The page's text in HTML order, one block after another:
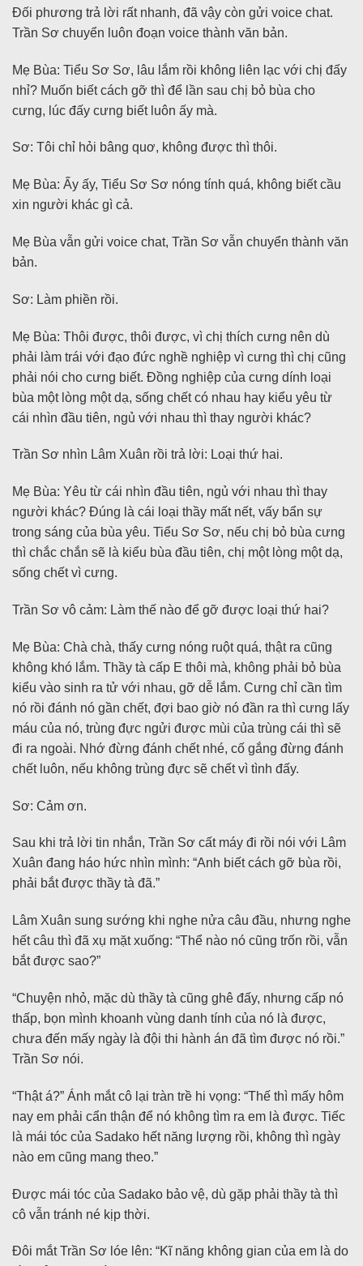
Đối phương trả lời rất nhanh, đã vậy còn gửi voice chat.
Trần Sơ chuyển luôn đoạn voice thành văn bản.
Mẹ Bùa: Tiểu Sơ Sơ, lâu lắm rồi không liên lạc với chị đấy
nhỉ? Muốn biết cách gỡ thì để lần sau chị bỏ bùa cho
cưng, lúc đấy cưng biết luôn ấy mà.
Sơ: Tôi chỉ hỏi bâng quơ, không được thì thôi.
Mẹ Bùa: Ấy ấy, Tiểu Sơ Sơ nóng tính quá, không biết cầu
xin người khác gì cả.
Mẹ Bùa vẫn gửi voice chat, Trần Sơ vẫn chuyển thành văn
bản.
Sơ: Làm phiền rồi.
Mẹ Bùa: Thôi được, thôi được, vì chị thích cưng nên dù
phải làm trái với đạo đức nghề nghiệp vì cưng thì chị cũng
phải nói cho cưng biết. Đồng nghiệp của cưng dính loại
bùa một lòng một dạ, sống chết có nhau hay kiểu yêu từ
cái nhìn đầu tiên, ngủ với nhau thì thay người khác?
Trần Sơ nhìn Lâm Xuân rồi trả lời: Loại thứ hai.
Mẹ Bùa: Yêu từ cái nhìn đầu tiên, ngủ với nhau thì thay
người khác? Đúng là cái loại thầy mất nết, vấy bẩn sự
trong sáng của bùa yêu. Tiểu Sơ Sơ, nếu chị bỏ bùa cưng
thì chắc chắn sẽ là kiểu bùa đầu tiên, chị một lòng một dạ,
sống chết vì cưng.
Trần Sơ vô cảm: Làm thế nào để gỡ được loại thứ hai?
Mẹ Bùa: Chà chà, thấy cưng nóng ruột quá, thật ra cũng
không khó lắm. Thầy tà cấp E thôi mà, không phải bỏ bùa
kiểu vào sinh ra tử với nhau, gỡ dễ lắm. Cưng chỉ cần tìm
nó rồi đánh nó gần chết, đợi bao giờ nó đần ra thì cưng lấy
máu của nó, trùng đực ngửi được mùi của trùng cái thì sẽ
đi ra ngoài. Nhớ đừng đánh chết nhé, cố gắng đừng đánh
chết luôn, nếu không trùng đực sẽ chết vì tình đấy.
Sơ: Cảm ơn.
Sau khi trả lời tin nhắn, Trần Sơ cất máy đi rồi nói với Lâm
Xuân đang háo hức nhìn mình: “Anh biết cách gỡ bùa rồi,
phải bắt được thầy tà đã.”
Lâm Xuân sung sướng khi nghe nửa câu đầu, nhưng nghe
hết câu thì đã xụ mặt xuống: “Thể nào nó cũng trốn rồi, vẫn
bắt được sao?”
“Chuyện nhỏ, mặc dù thầy tà cũng ghê đấy, nhưng cấp nó
thấp, bọn mình khoanh vùng danh tính của nó là được,
chưa đến mấy ngày là đội thi hành án đã tìm được nó rồi.”
Trần Sơ nói.
“Thật á?” Ánh mắt cô lại tràn trề hi vọng: “Thế thì mấy hôm
nay em phải cẩn thận để nó không tìm ra em là được. Tiếc
là mái tóc của Sadako hết năng lượng rồi, không thì ngày
nào em cũng mang theo.”
Được mái tóc của Sadako bảo vệ, dù gặp phải thầy tà thì
cô vẫn tránh né kịp thời.
Đôi mắt Trần Sơ lóe lên: “Kĩ năng không gian của em là do